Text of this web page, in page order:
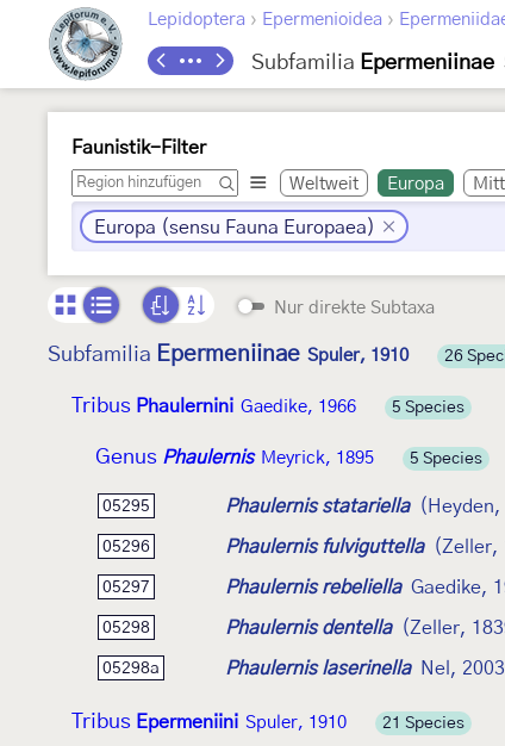
Lepidoptera › Epermenioidea ›
Subfamilia Epermeniinae
Faunistik-Filter
Weltweit Europa
Europa (sensu Fauna Europaea)
Nur direkte Subtaxa
Subfamilia Epermeniinae Spuler, 1910 26
Tribus Phaulernini Gaedike, 1966 5 Species
Genus Phaulernis Meyrick, 1895 5 Species
05295 Phaulernis statariella (Heyden,
05296 Phaulernis fulviguttella (Zeller,
05297 Phaulernis rebeliella Gaedike,
05298 Phaulernis dentella (Zeller,
05298a Phaulernis laserinella Nel, 2003
Tribus Epermeniini Spuler, 1910 21 Species